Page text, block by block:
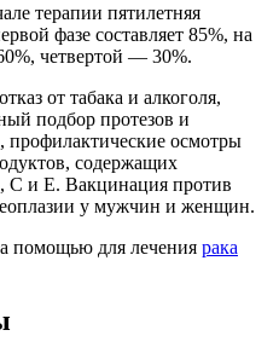
терапии пятилетняя
фазе составляет 85%, на
четвертой — 30%.
от табака и алкоголя,
подбор протезов и
профилактические осмотры
содержащих
и E. Вакцинация против
у мужчин и женщин.
помощью для лечения рака